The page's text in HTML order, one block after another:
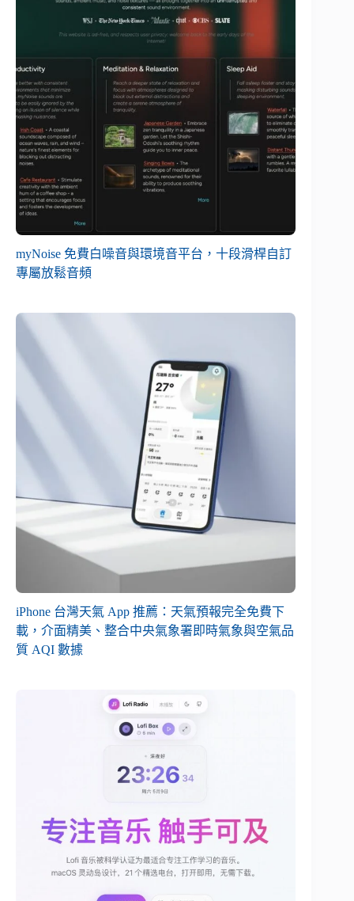
myNoise 免費白噪音與環境音平台，十段滑桿自訂
專屬放鬆音頻
iPhone 台灣天氣 App 推薦：天氣預報完全免費下
載，介面精美、整合中央氣象署即時氣象與空氣品
質 AQI 數據